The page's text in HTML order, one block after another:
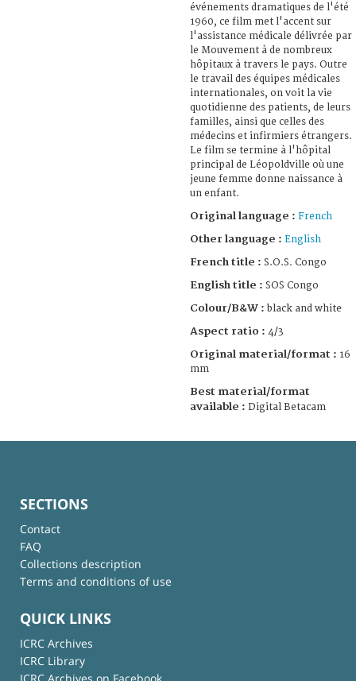
événements dramatiques de l'été
1960, ce film met l'accent sur
l'assistance médicale délivrée par
le Mouvement à de nombreux
hôpitaux à travers le pays. Outre
le travail des équipes médicales
internationales, on voit la vie
quotidienne des patients, de leurs
familles, ainsi que celles des
médecins et infirmiers étrangers.
Le film se termine à l'hôpital
principal de Léopoldville où une
jeune femme donne naissance à
un enfant.
Original language : French
Other language : English
French title : S.O.S. Congo
English title : SOS Congo
Colour/B&W : black and white
Aspect ratio : 4/3
Original material/format : 16
mm
Best material/format
available : Digital Betacam
SECTIONS
Contact
FAQ
Collections description
Terms and conditions of use
QUICK LINKS
ICRC Archives
ICRC Library